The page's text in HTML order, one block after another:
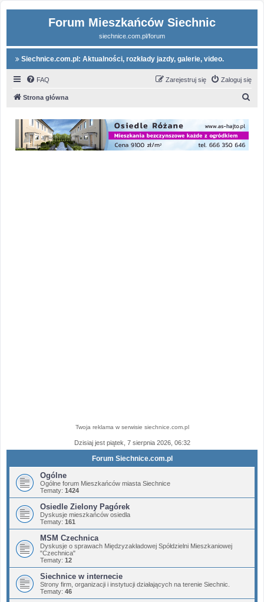
Forum Mieszkańców Siechnic
siechnice.com.pl/forum
Siechnice.com.pl: Aktualności, rozkłady jazdy, galerie, video.
FAQ Zaloguj się
Zarejestruj się
Strona główna
Twoja reklama w serwisie siechnice.com.pl
Dzisiaj jest piątek, 7 sierpnia 2026, 06:32
Forum Siechnice.com.pl
Ogólne
Ogólne forum Mieszkańców miasta Siechnice
Tematy: 1424
Osiedle Zielony Pagórek
Dyskusje mieszkańców osiedla
Tematy: 161
MSM Czechnica
Dyskusje o sprawach Międzyzakładowej Spółdzielni Mieszkaniowej
"Czechnica"
Tematy: 12
Siechnice w internecie
Strony firm, organizacji i instytucji działających na terenie Siechnic.
Tematy: 46